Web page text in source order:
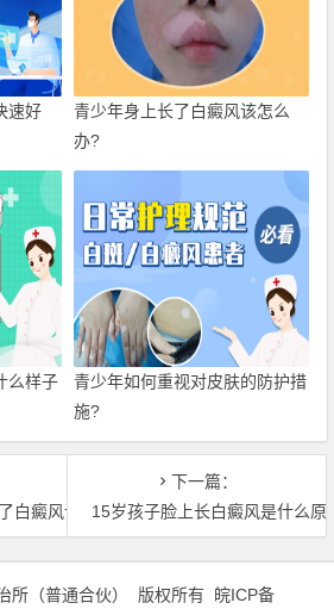
速好
青少年身上长了白癜风该怎么
办?
么样子
青少年如何重视对皮肤的防护措
施?
白癜风该怎么办才好
下一篇：
15岁孩子脸上长白癜风是什么原
所（普通合伙） 版权所有 皖ICP备